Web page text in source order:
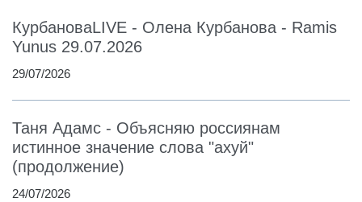
КурбановаLIVE - Олена Курбанова - Ramis
Yunus 29.07.2026
29/07/2026
Таня Адамс - Объясняю россиянам
истинное значение слова "ахуй"
(продолжение)
24/07/2026